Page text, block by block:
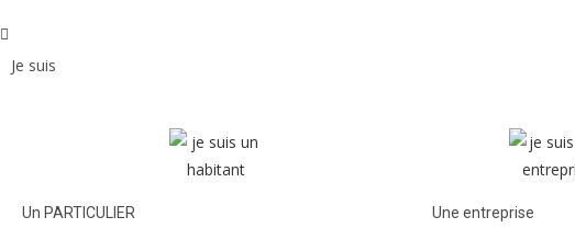
Je suis
Un PARTICULIER Une entreprise